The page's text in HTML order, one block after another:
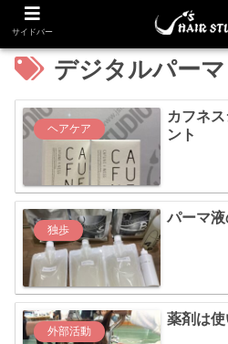
デジタルパーマ
ヘアケア
カフネ
ント
独歩
パーマ
外部活動
薬剤は
サイドバー